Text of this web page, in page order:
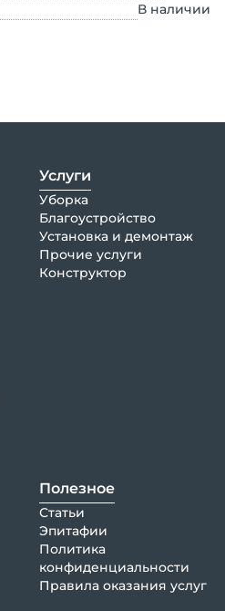
В наличии
Услуги
Уборка
Благоустройство
Установка и демонтаж
Прочие услуги
Конструктор
Полезное
Статьи
Эпитафии
Политика
конфиденциальности
Правила оказания услуг